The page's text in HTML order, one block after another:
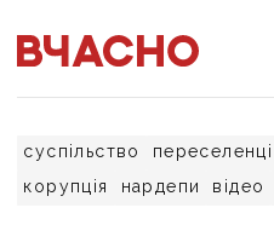
суспільство переселенці
корупція
нардепи відео